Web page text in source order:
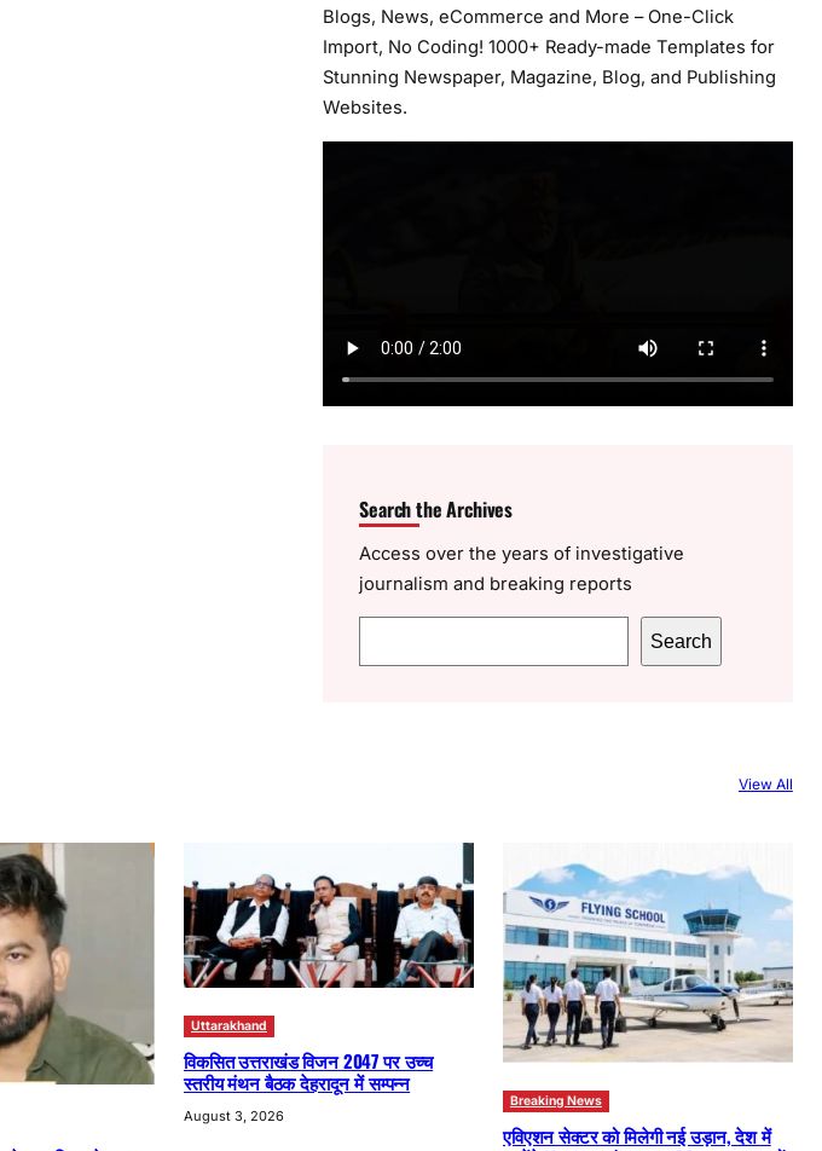
Blogs, News, eCommerce and More – One-Click
Import, No Coding! 1000+ Ready-made Templates for
Stunning Newspaper, Magazine, Blog, and Publishing
Websites.
Search the Archives
Access over the years of investigative
journalism and breaking reports
e
Search
View All
Uttarakhand
विकसित उत्तराखंड विजन 2047 पर उच्च
स्तरीय मंथन बैठक देहरादून में सम्पन्न
August 3, 2026
Breaking News
एविएशन सेक्टर को मिलेगी नई उड़ान, देश में